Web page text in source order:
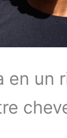
en un